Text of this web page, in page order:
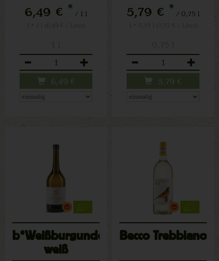
6,49 € * / 1 l
6,49 €
5,79 € * / 0,75 l
5,79 €
b*Weißburgunder
weiß
Becco Trebbiano